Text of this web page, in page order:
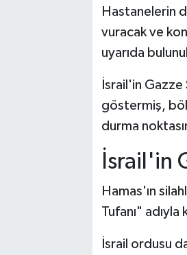
Hastanelerin
vuracak ve
uyarıda
İsrail'in
göstermiş,
durma
İsrail'in
Hamas'ın
Tufanı" adıyla
İsrail ordusu